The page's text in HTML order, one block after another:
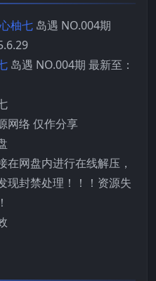
柚七 岛遇 NO.004期
岛遇 NO.004期 最新至：
网络 仅作分享
在网盘内进行在线解压，
现封禁处理！！！资源失